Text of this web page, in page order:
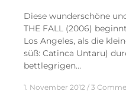
Diese wunderschöne
THE FALL (2006)
Los Angeles, als die
süß: Catinca Untaru)
bettlegrigen…
1. November 2012 3